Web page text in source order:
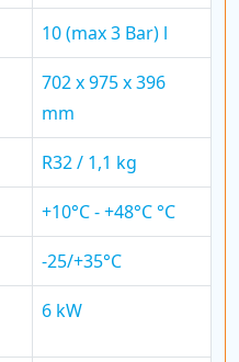
10 (max 3 Bar) l
702 x 975 x 396
mm
R32 / 1,1 kg
+10°C - +48°C °C
-25/+35°C
6 kW